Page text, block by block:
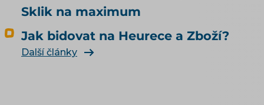
Sklik na maximum
Jak bidovat na Heurece a Zboží?
Další články